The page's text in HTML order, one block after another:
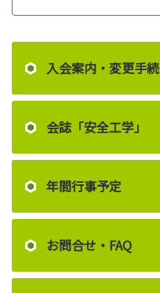
入会案内・変更手続
会誌「安全工学」
年間行事予定
お問合せ・FAQ